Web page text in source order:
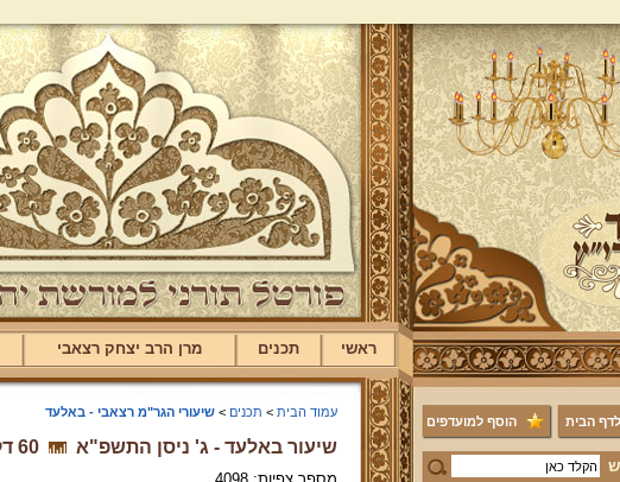
ראשי תכנים מרן הרב יצחק רצאבי
הבית הוסף למועדפים
עמוד הבית > תכנים >שיעורי הגר"מ רצאבי - באלעד
שיעור באלעד - ג' ניסן התשפ"א 60 דקות